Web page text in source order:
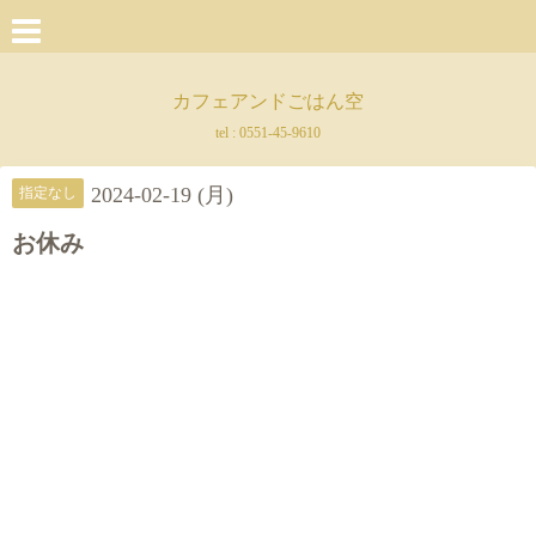
カフェアンドごはん空
tel : 0551-45-9610
指定なし 2024-02-19 (月)
お休み